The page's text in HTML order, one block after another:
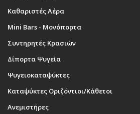
Καθαριστές Αέρα
Mini Bars - Μονόπορτα
Συντηρητές Κρασιών
Δίπορτα Ψυγεία
Ψυγειοκαταψύκτες
Καταψύκτες Οριζόντιοι/Κάθετοι
Ανεμιστήρες